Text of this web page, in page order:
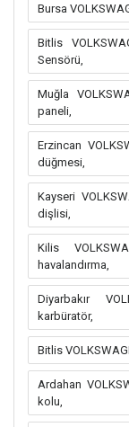
Bursa
Bitlis
Sensörü,
Muğla
paneli,
Erzincan
düğmesi,
Kayseri
dişlisi,
Kilis
havalandırma,
Diyarbakır
karbüratör,
Bitlis
Ardahan
kolu,